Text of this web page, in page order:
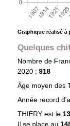
Graphique réalisé à
Quelques
Nombre de
2020 : 918
Âge moyen des
Année record
THIERY est le
Il se place au